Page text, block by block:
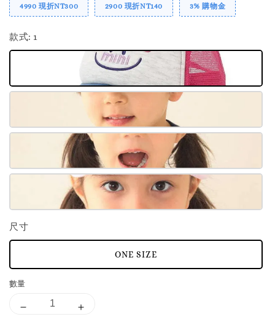
4990 現折NT300 2900 現折NT140 3% 購物金
款式: 1
尺寸
ONE SIZE
數量